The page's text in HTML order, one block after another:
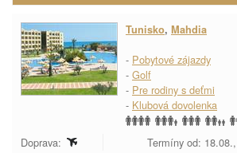
Tunisko, Mahdia
- Pobytové zájazdy
- Golf
- Pre rodiny s deťmi
- Klubová dovolenka
Doprava:
Termíny od: